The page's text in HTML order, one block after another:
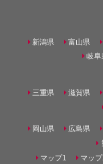
新潟県 富山県
岐阜
三重県 滋賀県
岡山県 広島県
マップ1
マッ